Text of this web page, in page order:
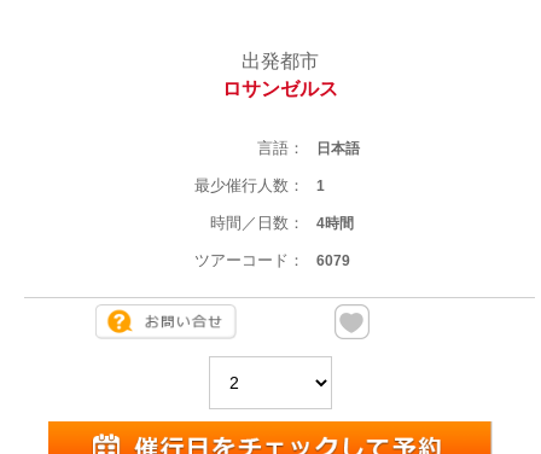
出発都市
ロサンゼルス
言語： 日本語
最少催行人数： 1
時間／日数： 4時間
ツアーコード： 6079